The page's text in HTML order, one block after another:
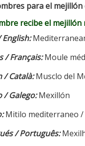
para el mejillón
recibe el
English:
/ Français:Moule
/ Català:Musclo del
/ Galego:Mexillón
Mitilo mediterraneo /
/ Português: